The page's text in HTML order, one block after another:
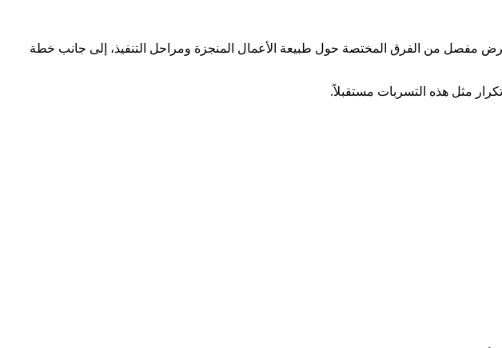
مفصل من الفرق المختصة حول طبيعة الأعمال المنجزة ومراحل التنفيذ، إلى جانب خطة
مثل هذه التسربات مستقبلاً.